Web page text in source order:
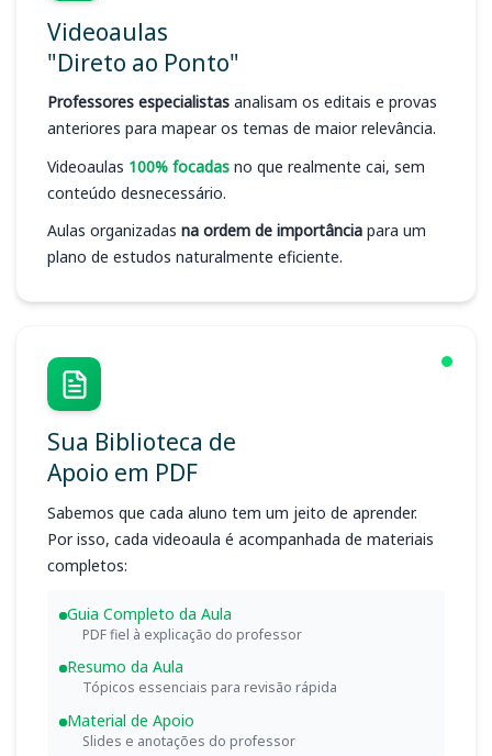
Videoaulas
"Direto ao Ponto"
Professores especialistas analisam os editais e provas
anteriores para mapear os temas de maior relevância.
Videoaulas 100% focadas no que realmente cai, sem
conteúdo desnecessário.
Aulas organizadas na ordem de importância para um
plano de estudos naturalmente eficiente.
Sua Biblioteca de
Apoio em PDF
Sabemos que cada aluno tem um jeito de aprender.
Por isso, cada videoaula é acompanhada de materiais
completos:
Guia Completo da Aula
PDF fiel à explicação do professor
Resumo da Aula
Tópicos essenciais para revisão rápida
Material de Apoio
Slides e anotações do professor